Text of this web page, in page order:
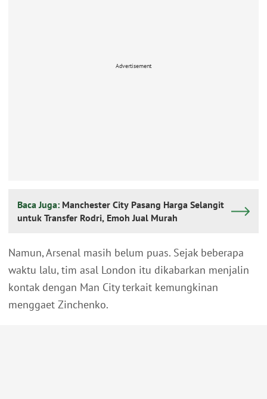
Advertisement
Baca Juga: Manchester City Pasang Harga Selangit
untuk Transfer Rodri, Emoh Jual Murah
Namun, Arsenal masih belum puas. Sejak beberapa
waktu lalu, tim asal London itu dikabarkan menjalin
kontak dengan Man City terkait kemungkinan
menggaet Zinchenko.